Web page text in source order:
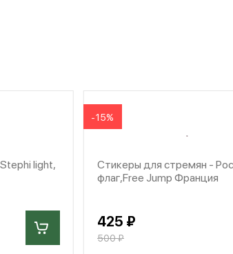
light,
-15%
Стикеры для стремян -
флаг,Free Jump Франция
425 ₽
500 ₽